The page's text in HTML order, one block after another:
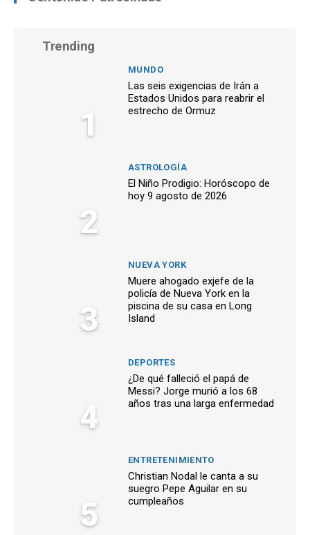
Trending
1
MUNDO
Las seis exigencias de Irán a
Estados Unidos para reabrir el
estrecho de Ormuz
2
ASTROLOGÍA
El Niño Prodigio: Horóscopo de
hoy 9 agosto de 2026
3
NUEVA YORK
Muere ahogado exjefe de la
policía de Nueva York en la
piscina de su casa en Long
Island
4
DEPORTES
¿De qué falleció el papá de
Messi? Jorge murió a los 68
años tras una larga enfermedad
5
ENTRETENIMIENTO
Christian Nodal le canta a su
suegro Pepe Aguilar en su
cumpleaños